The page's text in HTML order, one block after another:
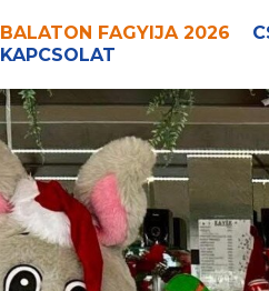
BALATON FAGYIJA 2026
KAPCSOLAT